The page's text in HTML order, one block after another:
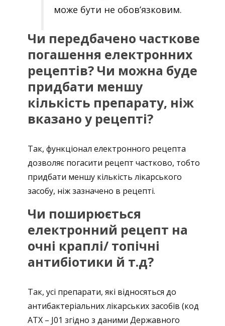
може бути не обов’язковим.
Чи передбачено часткове
погашення електронних
рецептів? Чи можна буде
придбати меншу
кількість препарату, ніж
вказано у рецепті?
Так, функціонал електронного рецепта
дозволяє погасити рецепт частково, тобто
придбати меншу кількість лікарського
засобу, ніж зазначено в рецепті.
Чи поширюється
електронний рецепт на
очні краплі/ топічні
антибіотики й т.д?
Так, усі препарати, які відносяться до
антибактеріальних лікарських засобів (код
АТХ – J01 згідно з даними Державного